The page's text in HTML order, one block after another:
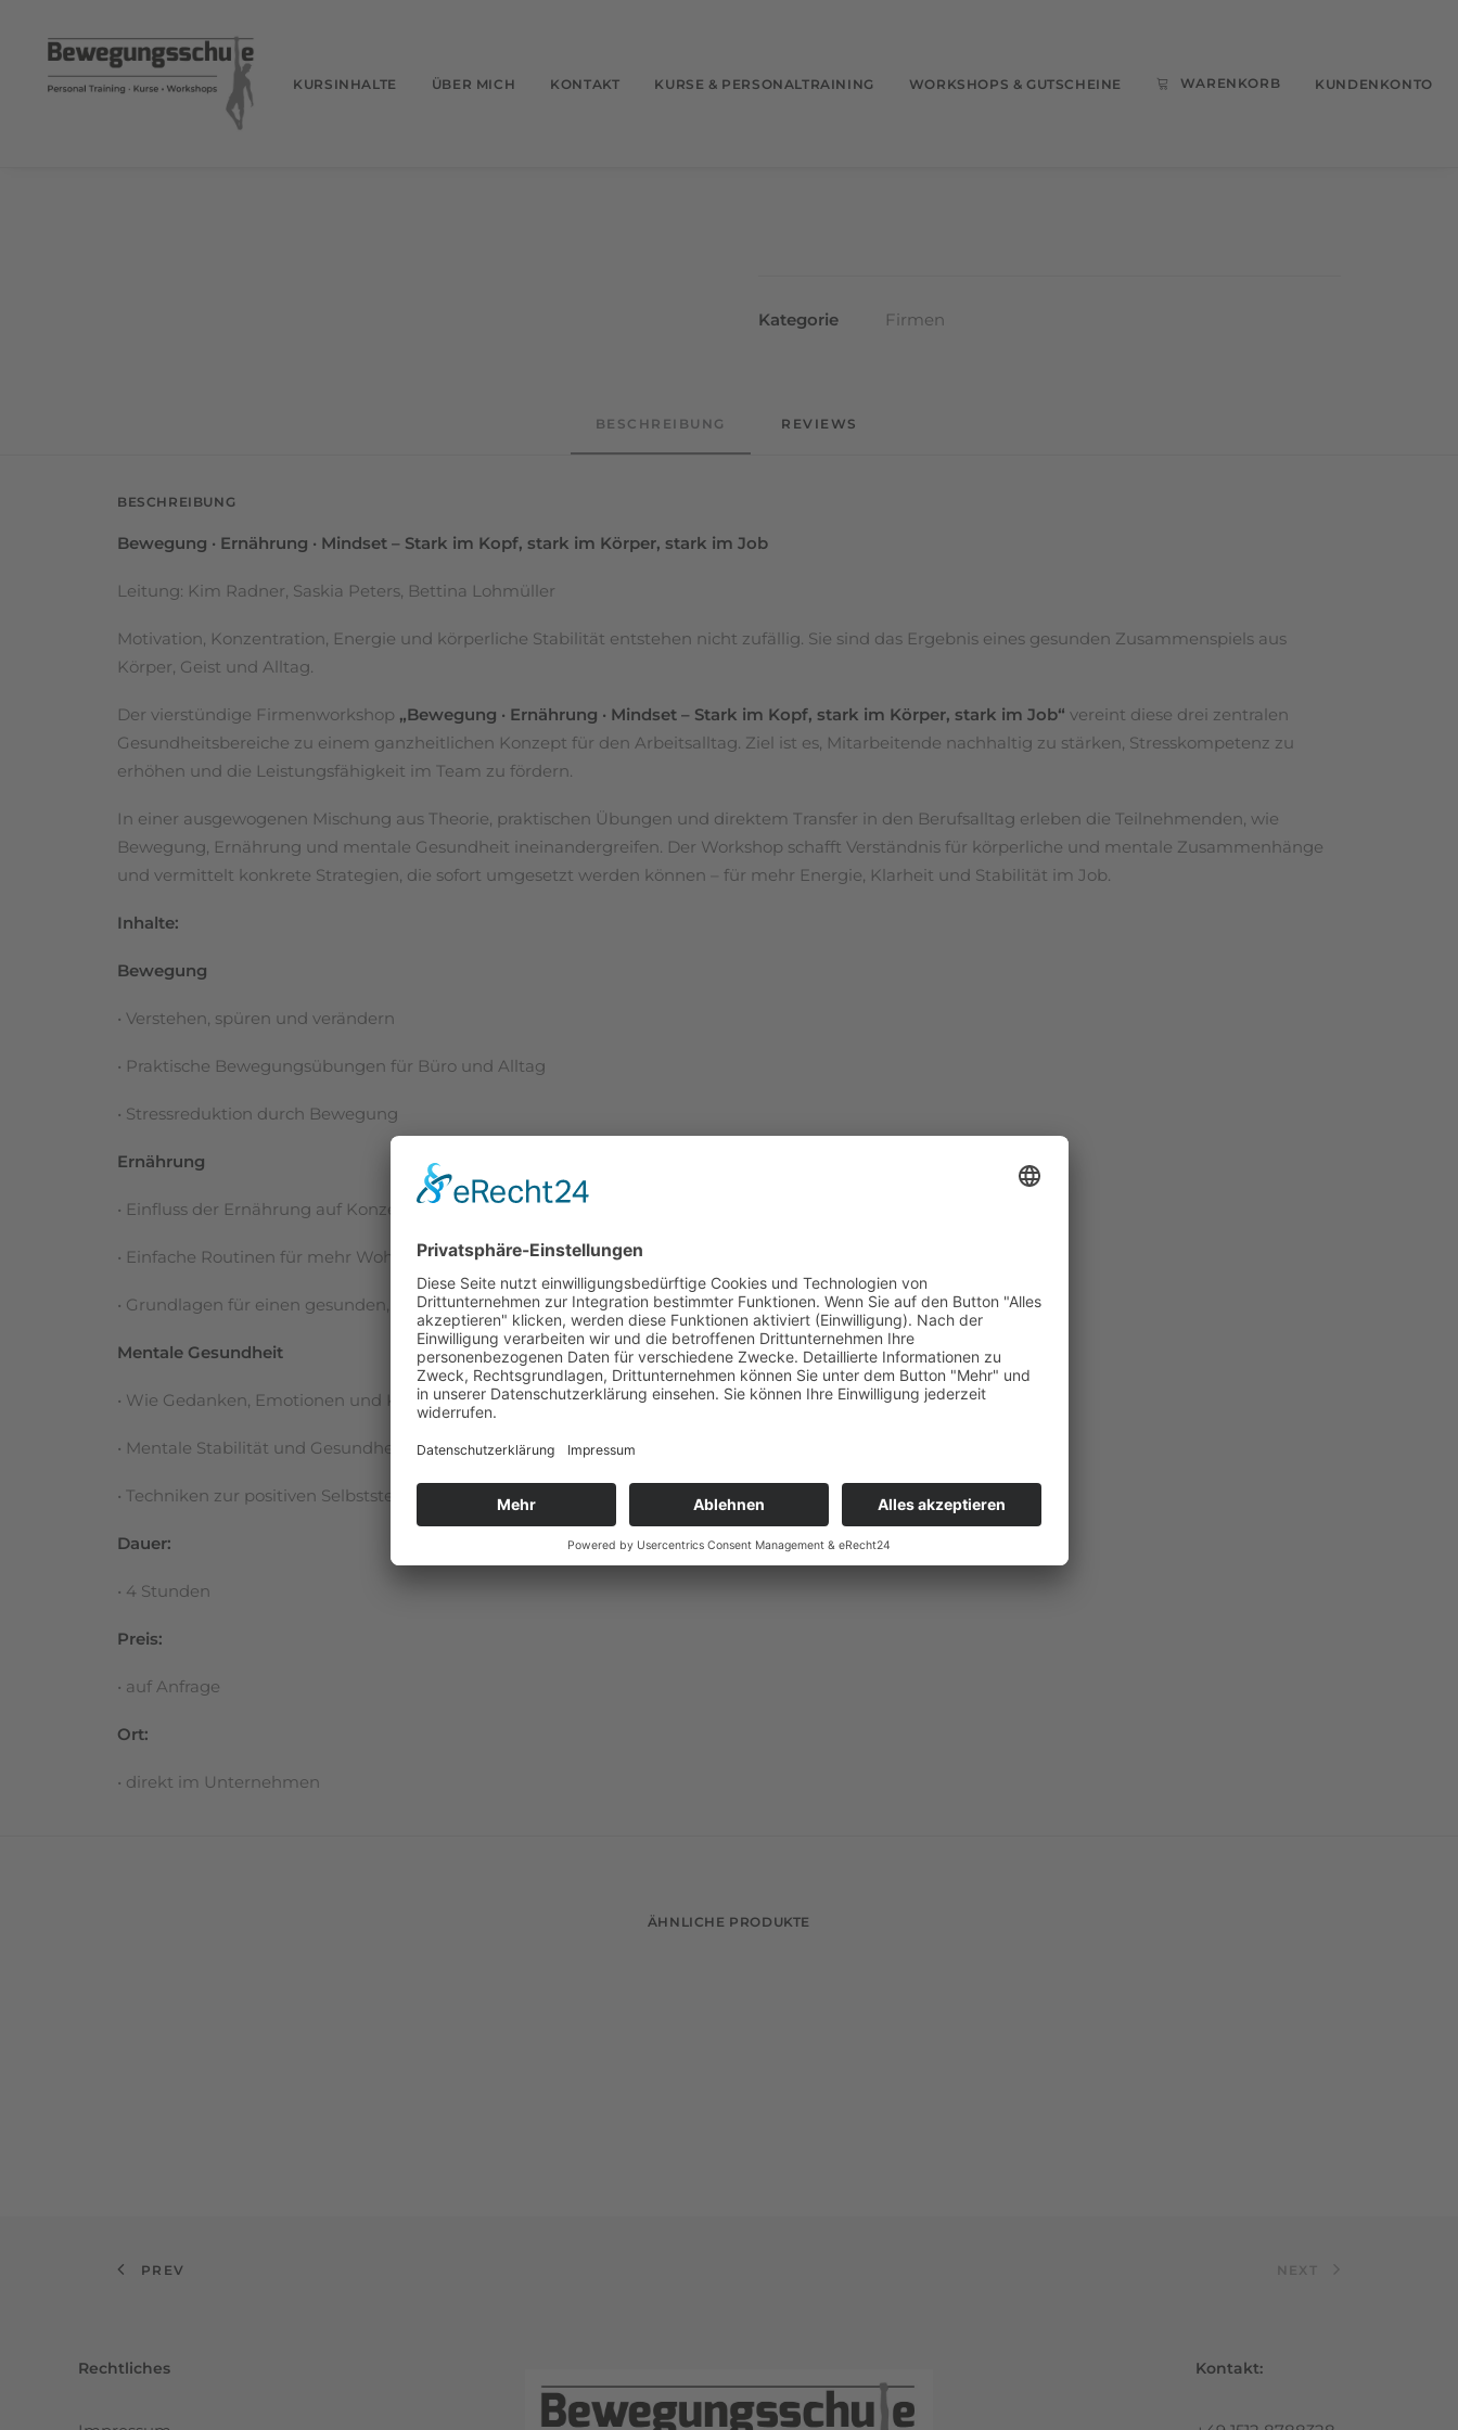
KURSINHALTE ÜBER MICH KONTAKT KURSE & PERSONALTRAINING WORKSHOPS & GUTSCHEINE WARENKORB KUNDENKONTO
Kategorie Firmen
BESCHREIBUNG REVIEWS
BESCHREIBUNG
Bewegung · Ernährung · Mindset – Stark im Kopf, stark im Körper, stark im Job
Leitung: Kim Radner, Saskia Peters, Bettina Lohmüller
Motivation, Konzentration, Energie und körperliche Stabilität entstehen nicht zufällig. Sie sind das Ergebnis eines gesunden Zusammenspiels aus
Körper, Geist und Alltag.
Der vierstündige Firmenworkshop „Bewegung · Ernährung · Mindset – Stark im Kopf, stark im Körper, stark im Job“ vereint diese drei zentralen
Gesundheitsbereiche zu einem ganzheitlichen Konzept für den Arbeitsalltag. Ziel ist es, Mitarbeitende nachhaltig zu stärken, Stresskompetenz zu
erhöhen und die Leistungsfähigkeit im Team zu fördern.
In einer ausgewogenen Mischung aus Theorie, praktischen Übungen und direktem Transfer in den Berufsalltag erleben die Teilnehmenden, wie
Bewegung, Ernährung und mentale Gesundheit ineinandergreifen. Der Workshop schafft Verständnis für körperliche und mentale Zusammenhänge
und vermittelt konkrete Strategien, die sofort umgesetzt werden können – für mehr Energie, Klarheit und Stabilität im Job.
Inhalte:
Bewegung
• Verstehen, spüren und verändern
• Praktische Bewegungsübungen für Büro und Alltag
• Stressreduktion durch Bewegung
Ernährung
• Einfluss der Ernährung auf Konzentration, Energie und Stress
• Einfache Routinen für mehr Wohlbefinden im Arbeitsalltag
• Grundlagen für einen gesunden, leistungsfähigen Körper
Mentale Gesundheit
• Wie Gedanken, Emotionen und Körperreaktionen zusammenwirken
• Mentale Stabilität und Gesundheit im Arbeitsalltag
• Techniken zur positiven Selbststeuerung
Dauer:
• 4 Stunden
Preis:
• auf Anfrage
Ort:
• direkt im Unternehmen
ÄHNLICHE PRODUKTE
PREV NEXT
Rechtliches Kontakt: